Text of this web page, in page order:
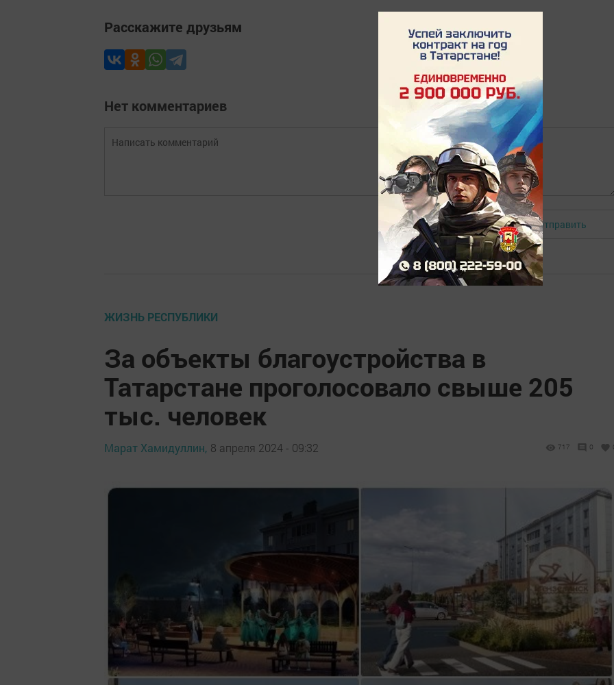
Расскажите друзьям
Нет комментариев
Авторизоваться Отправить
ЖИЗНЬ РЕСПУБЛИКИ
За объекты благоустройства в
Татарстане проголосовало свыше 205
тыс. человек
Марат Хамидуллин, 8 апреля 2024 - 09:32 717 0